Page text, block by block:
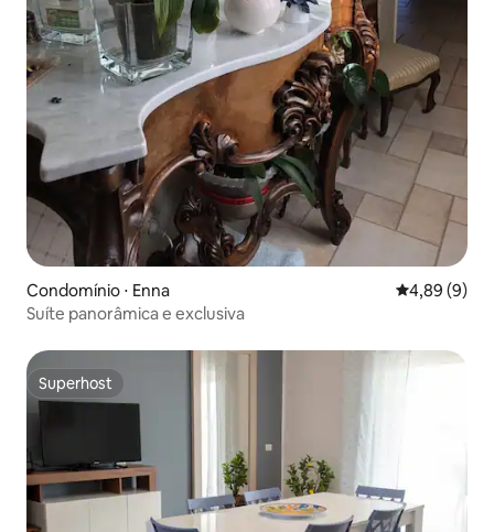
Condomínio ⋅ Enna 4,89 de uma
4,89 (9)
Suíte panorâmica e exclusiva
Superhost
Superhost